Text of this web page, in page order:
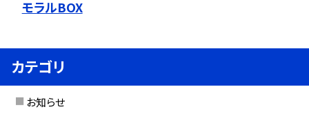
モラルBOX
カテゴリ
お知らせ